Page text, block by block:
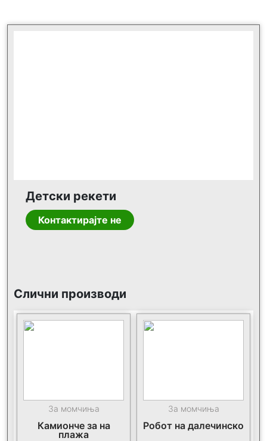
Детски рекети
Контактирајте не
Слични производи
За момчиња
Камионче за на
плажа
За момчиња
Робот на далечинско